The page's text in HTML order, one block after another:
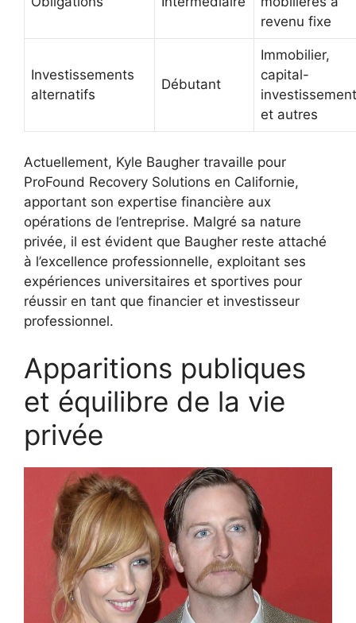
revenu fixe
Investissements
alternatifs
Débutant
Immobilier,
capital-
investissement
et autres
Actuellement, Kyle Baugher travaille pour
ProFound Recovery Solutions en Californie,
apportant son expertise financière aux
opérations de l’entreprise. Malgré sa nature
privée, il est évident que Baugher reste attaché
à l’excellence professionnelle, exploitant ses
expériences universitaires et sportives pour
réussir en tant que financier et investisseur
professionnel.
Apparitions publiques
et équilibre de la vie
privée